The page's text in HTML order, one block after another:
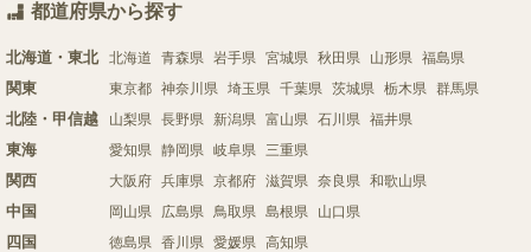
都道府県から探す
北海道・東北 北海道 青森県 岩手県 宮城県 秋田県 山形県 福島県
関東 東京都 神奈川県 埼玉県 千葉県 茨城県 栃木県 群馬県
北陸・甲信越 山梨県 長野県 新潟県 富山県 石川県 福井県
東海 愛知県 静岡県 岐阜県 三重県
関西 大阪府 兵庫県 京都府 滋賀県 奈良県 和歌山県
中国 岡山県 広島県 鳥取県 島根県 山口県
四国 徳島県 香川県 愛媛県 高知県